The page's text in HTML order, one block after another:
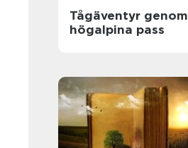
Tågäventyr genom
högalpina pass